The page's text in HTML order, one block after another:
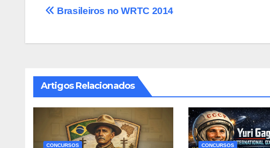
Navegação
Brasileiros no WRTC 2014
Artigos Relacionados
CONCURSOS CONCURSOS